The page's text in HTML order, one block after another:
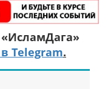
Telegram.